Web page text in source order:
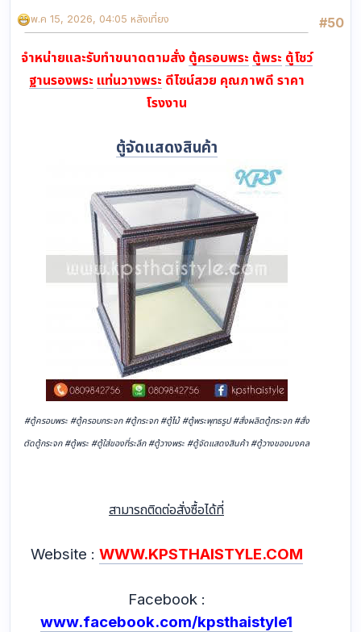
#50
พ.ค 15, 2026, 04:05 หลังเที่ยง
จำหน่ายและรับทำขนาดตามสั่ง ตู้ครอบพระ ตู้พระ ตู้โชว์
ฐานรองพระ แท่นวางพระ ดีไซน์สวย คุณภาพดี ราคา
โรงงาน
ตู้จัดแสดงสินค้า
#ตู้ครอบพระ #ตู้ครอบกระจก #ตู้กระจก #ตู้ไม้ #ตู้พระพุทธรูป #สั่งผลิตตู้กระจก #สั่ง
ตัดตู้กระจก #ตู้พระ #ตู้ใส่ของที่ระลึก #ตู้วางพระ #ตู้จัดแสดงสินค้า #ตู้วางของมงคล
สามารถติดต่อสั่งซื้อได้ที่
Website : WWW.KPSTHAISTYLE.COM
Facebook :
www.facebook.com/kpsthaistyle1